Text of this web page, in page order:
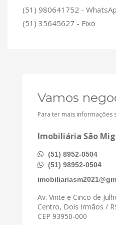
(51) 980641752 -
(51) 35645627 - Fixo
Vamos
Para ter mais
Imobiliária São
(51) 8952-0504
(51) 98952-0504
Av. Vinte e Cinco de
Centro, Dois Irmãos /
CEP 93950-000